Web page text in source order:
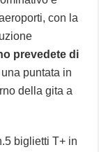
con la
prevedete di
puntata in
della gita a
biglietti T+ in